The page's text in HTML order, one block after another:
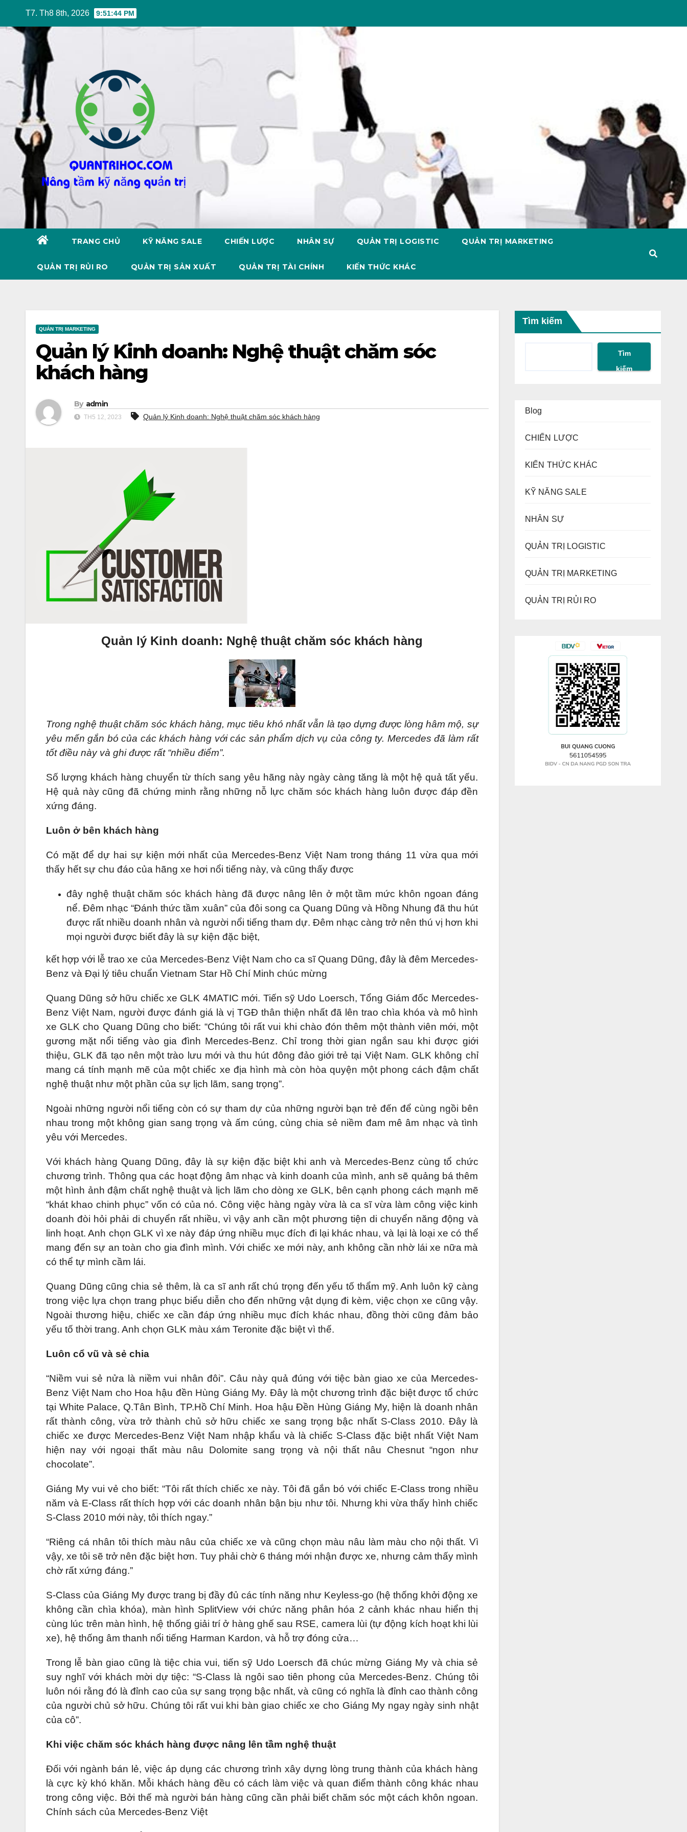
content
T7. Th8 8th, 2026 9:51:45 PM
TRANG CHỦ KỸ NĂNG SALE CHIẾN LƯỢC NHÂN SỰ QUẢN TRỊ LOGISTIC QUẢN TRỊ MARKETING
QUẢN TRỊ RỦI RO QUẢN TRỊ SẢN XUẤT QUẢN TRỊ TÀI CHÍNH KIẾN THỨC KHÁC
QUẢN TRỊ MARKETING
Quản lý Kinh doanh: Nghệ thuật chăm sóc
khách hàng
By admin
TH5 12, 2023 Quản lý Kinh doanh: Nghệ thuật chăm sóc khách hàng
Quản lý Kinh doanh: Nghệ thuật chăm sóc khách hàng
Trong nghệ thuật chăm sóc khách hàng, mục tiêu khó nhất vẫn là tạo dựng được lòng hâm mộ, sự
yêu mến gắn bó của các khách hàng với các sản phẩm dịch vụ của công ty. Mercedes đã làm rất
tốt điều này và ghi được rất “nhiều điểm”.
Số lượng khách hàng chuyển từ thích sang yêu hãng này ngày càng tăng là một hệ quả tất yếu.
Hệ quả này cũng đã chứng minh rằng những nỗ lực chăm sóc khách hàng luôn được đáp đền
xứng đáng.
Luôn ở bên khách hàng
Có mặt để dự hai sự kiện mới nhất của Mercedes-Benz Việt Nam trong tháng 11 vừa qua mới
thấy hết sự chu đáo của hãng xe hơi nổi tiếng này, và cũng thấy được
đây nghệ thuật chăm sóc khách hàng đã được nâng lên ở một tầm mức khôn ngoan đáng
nể. Đêm nhạc “Đánh thức tầm xuân” của đôi song ca Quang Dũng và Hồng Nhung đã thu hút
được rất nhiều doanh nhân và người nổi tiếng tham dự. Đêm nhạc càng trở nên thú vị hơn khi
mọi người được biết đây là sự kiện đặc biệt,
kết hợp với lễ trao xe của Mercedes-Benz Việt Nam cho ca sĩ Quang Dũng, đây là đêm Mercedes-
Benz và Đại lý tiêu chuẩn Vietnam Star Hồ Chí Minh chúc mừng
Quang Dũng sở hữu chiếc xe GLK 4MATIC mới. Tiến sỹ Udo Loersch, Tổng Giám đốc Mercedes-
Benz Việt Nam, người được đánh giá là vị TGĐ thân thiện nhất đã lên trao chìa khóa và mô hình
xe GLK cho Quang Dũng cho biết: “Chúng tôi rất vui khi chào đón thêm một thành viên mới, một
gương mặt nổi tiếng vào gia đình Mercedes-Benz. Chỉ trong thời gian ngắn sau khi được giới
thiệu, GLK đã tạo nên một trào lưu mới và thu hút đông đảo giới trẻ tại Việt Nam. GLK không chỉ
mang cá tính mạnh mẽ của một chiếc xe địa hình mà còn hòa quyện một phong cách đậm chất
nghệ thuật như một phần của sự lịch lãm, sang trọng”.
Ngoài những người nổi tiếng còn có sự tham dự của những người bạn trẻ đến để cùng ngồi bên
nhau trong một không gian sang trọng và ấm cúng, cùng chia sẻ niềm đam mê âm nhạc và tình
yêu với Mercedes.
Với khách hàng Quang Dũng, đây là sự kiện đặc biệt khi anh và Mercedes-Benz cùng tổ chức
chương trình. Thông qua các hoạt động âm nhạc và kinh doanh của mình, anh sẽ quảng bá thêm
một hình ảnh đậm chất nghệ thuật và lịch lãm cho dòng xe GLK, bên cạnh phong cách mạnh mẽ
“khát khao chinh phục” vốn có của nó. Công việc hàng ngày vừa là ca sĩ vừa làm công việc kinh
doanh đòi hỏi phải di chuyển rất nhiều, vì vậy anh cần một phương tiện di chuyển năng động và
linh hoạt. Anh chọn GLK vì xe này đáp ứng nhiều mục đích đi lại khác nhau, và lại là loại xe có thể
mang đến sự an toàn cho gia đình mình. Với chiếc xe mới này, anh không cần nhờ lái xe nữa mà
có thể tự mình cầm lái.
Quang Dũng cũng chia sẻ thêm, là ca sĩ anh rất chú trọng đến yếu tố thẩm mỹ. Anh luôn kỹ càng
trong việc lựa chọn trang phục biểu diễn cho đến những vật dụng đi kèm, việc chọn xe cũng vậy.
Ngoài thương hiệu, chiếc xe cần đáp ứng nhiều mục đích khác nhau, đồng thời cũng đảm bảo
yếu tố thời trang. Anh chọn GLK màu xám Teronite đặc biệt vì thế.
Luôn cổ vũ và sẻ chia
“Niềm vui sẻ nửa là niềm vui nhân đôi”. Câu này quả đúng với tiệc bàn giao xe của Mercedes-
Benz Việt Nam cho Hoa hậu đền Hùng Giáng My. Đây là một chương trình đặc biệt được tổ chức
tại White Palace, Q.Tân Bình, TP.Hồ Chí Minh. Hoa hậu Đền Hùng Giáng My, hiện là doanh nhân
rất thành công, vừa trở thành chủ sở hữu chiếc xe sang trọng bậc nhất S-Class 2010. Đây là
chiếc xe được Mercedes-Benz Việt Nam nhập khẩu và là chiếc S-Class đặc biệt nhất Việt Nam
hiện nay với ngoại thất màu nâu Dolomite sang trọng và nội thất nâu Chesnut “ngon như
chocolate”.
Giáng My vui vẻ cho biết: “Tôi rất thích chiếc xe này. Tôi đã gắn bó với chiếc E-Class trong nhiều
năm và E-Class rất thích hợp với các doanh nhân bận bịu như tôi. Nhưng khi vừa thấy hình chiếc
S-Class 2010 mới này, tôi thích ngay.”
“Riêng cá nhân tôi thích màu nâu của chiếc xe và cũng chọn màu nâu làm màu cho nội thất. Vì
vậy, xe tôi sẽ trở nên đặc biệt hơn. Tuy phải chờ 6 tháng mới nhận được xe, nhưng cảm thấy mình
chờ rất xứng đáng.”
S-Class của Giáng My được trang bị đầy đủ các tính năng như Keyless-go (hệ thống khởi động xe
không cần chìa khóa), màn hình SplitView với chức năng phân hóa 2 cảnh khác nhau hiển thị
cùng lúc trên màn hình, hệ thống giải trí ở hàng ghế sau RSE, camera lùi (tự động kích hoạt khi lùi
xe), hệ thống âm thanh nổi tiếng Harman Kardon, và hỗ trợ đóng cửa…
Trong lễ bàn giao cũng là tiệc chia vui, tiến sỹ Udo Loersch đã chúc mừng Giáng My và chia sẻ
suy nghĩ với khách mời dự tiệc: “S-Class là ngôi sao tiên phong của Mercedes-Benz. Chúng tôi
luôn nói rằng đó là đỉnh cao của sự sang trọng bậc nhất, và cũng có nghĩa là đỉnh cao thành công
của người chủ sở hữu. Chúng tôi rất vui khi bàn giao chiếc xe cho Giáng My ngay ngày sinh nhật
của cô”.
Khi việc chăm sóc khách hàng được nâng lên tầm nghệ thuật
Đối với ngành bán lẻ, việc áp dụng các chương trình xây dựng lòng trung thành của khách hàng
là cực kỳ khó khăn. Mỗi khách hàng đều có cách làm việc và quan điểm thành công khác nhau
trong công việc. Bởi thế mà người bán hàng cũng cần phải biết chăm sóc một cách khôn ngoan.
Chính sách của Mercedes-Benz Việt
Tìm kiếm
Tìm
kiếm
Blog
CHIẾN LƯỢC
KIẾN THỨC KHÁC
KỸ NĂNG SALE
NHÂN SỰ
QUẢN TRỊ LOGISTIC
QUẢN TRỊ MARKETING
QUẢN TRỊ RỦI RO